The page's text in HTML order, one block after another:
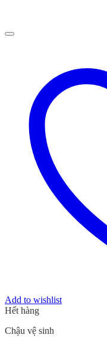
Add to wishlist
Hết hàng
Chậu vệ sinh